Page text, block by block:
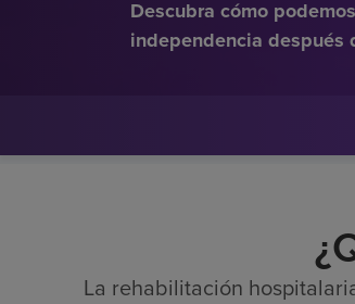
Descubra cómo
independencia después
La rehabilitación